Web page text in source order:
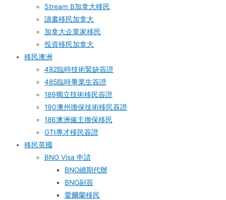
Stream B加拿大移民
讀書移民加拿大
加拿大企業家移民
投資移民加拿大
移民澳洲
482臨時技術緊缺簽證
485臨時畢業生簽證
189獨立技術移民簽證
190澳州擔保技術移民簽證
186澳洲僱主擔保移民
GTI專才移民簽證
移民英國
BNO Visa 申請
BNO續期代辦
BNO副簽
愛爾蘭移民